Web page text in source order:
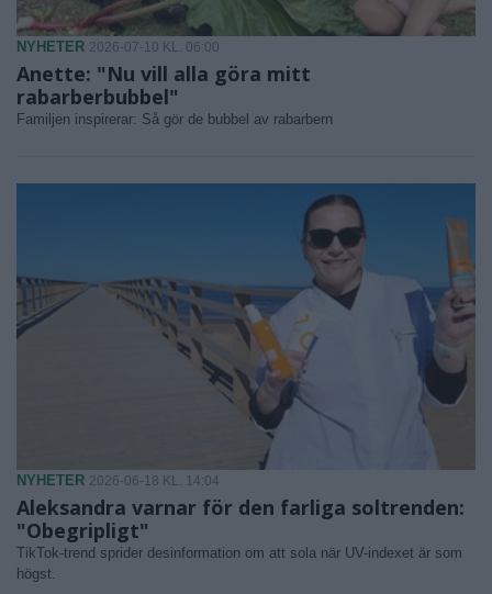
NYHETER 2026-07-10 KL. 06:00
Anette: "Nu vill alla göra mitt
rabarberbubbel"
Familjen inspirerar: Så gör de bubbel av rabarbern
NYHETER 2026-06-18 KL. 14:04
Aleksandra varnar för den farliga soltrenden:
"Obegripligt"
TikTok-trend sprider desinformation om att sola när UV-indexet är som
högst.